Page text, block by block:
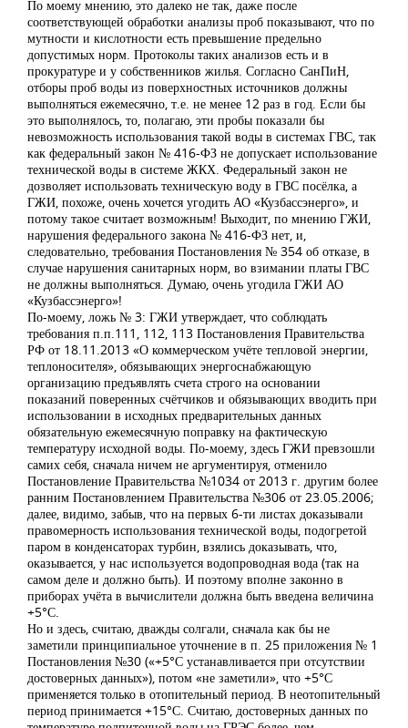
По моему мнению, это далеко не так, даже после
соответствующей обработки анализы проб показывают, что по
мутности и кислотности есть превышение предельно
допустимых норм. Протоколы таких анализов есть и в
прокуратуре и у собственников жилья. Согласно СанПиН,
отборы проб воды из поверхностных источников должны
выполняться ежемесячно, т.е. не менее 12 раз в год. Если бы
это выполнялось, то, полагаю, эти пробы показали бы
невозможность использования такой воды в системах ГВС, так
как федеральный закон № 416-ФЗ не допускает использование
технической воды в системе ЖКХ. Федеральный закон не
дозволяет использовать техническую воду в ГВС посёлка, а
ГЖИ, похоже, очень хочется угодить АО «Кузбассэнерго», и
потому такое считает возможным! Выходит, по мнению ГЖИ,
нарушения федерального закона № 416-ФЗ нет, и,
следовательно, требования Постановления № 354 об отказе, в
случае нарушения санитарных норм, во взимании платы ГВС
не должны выполняться. Думаю, очень угодила ГЖИ АО
«Кузбассэнерго»!
По-моему, ложь № 3: ГЖИ утверждает, что соблюдать
требования п.п.111, 112, 113 Постановления Правительства
РФ от 18.11.2013 «О коммерческом учёте тепловой энергии,
теплоносителя», обязывающих энергоснабжающую
организацию предъявлять счета строго на основании
показаний поверенных счётчиков и обязывающих вводить при
использовании в исходных предварительных данных
обязательную ежемесячную поправку на фактическую
температуру исходной воды. По-моему, здесь ГЖИ превзошли
самих себя, сначала ничем не аргументируя, отменило
Постановление Правительства №1034 от 2013 г. другим более
ранним Постановлением Правительства №306 от 23.05.2006;
далее, видимо, забыв, что на первых 6-ти листах доказывали
правомерность использования технической воды, подогретой
паром в конденсаторах турбин, взялись доказывать, что,
оказывается, у нас используется водопроводная вода (так на
самом деле и должно быть). И поэтому вполне законно в
приборах учёта в вычислители должна быть введена величина
+5°С.
Но и здесь, считаю, дважды солгали, сначала как бы не
заметили принципиальное уточнение в п. 25 приложения № 1
Постановления №30 («+5°С устанавливается при отсутствии
достоверных данных»), потом «не заметили», что +5°С
применяется только в отопительный период. В неотопительный
период принимается +15°С. Считаю, достоверных данных по